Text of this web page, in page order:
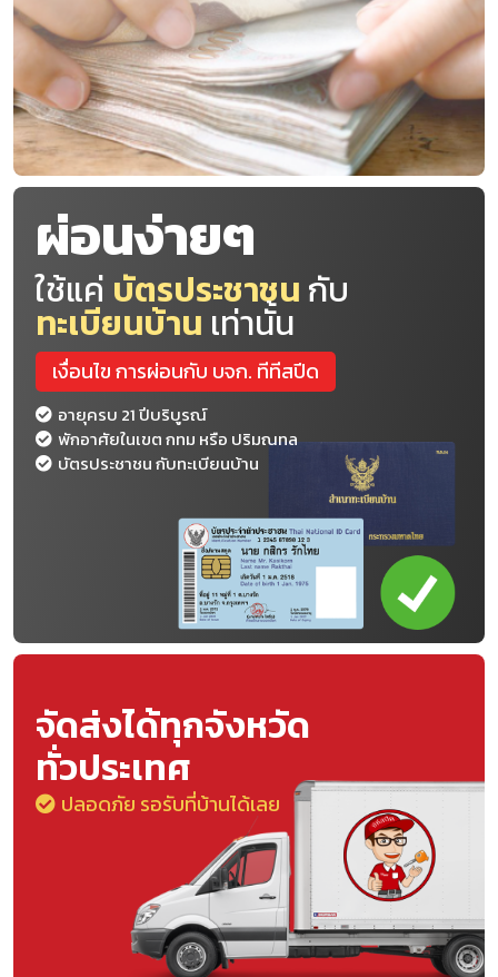
ผ่อนง่ายๆ
ใช้แค่ บัตรประชาชน กับ
ทะเบียนบ้าน เท่านั้น
เงื่อนไข การผ่อนกับ บจก. ทีทีสปีด
อายุครบ 21 ปีบริบูรณ์
พักอาศัยในเขต กทม หรือ ปริมณทล
บัตรประชาชน กับทะเบียนบ้าน
จัดส่งได้ทุกจังหวัด
ทั่วประเทศ
ปลอดภัย รอรับที่บ้านได้เลย